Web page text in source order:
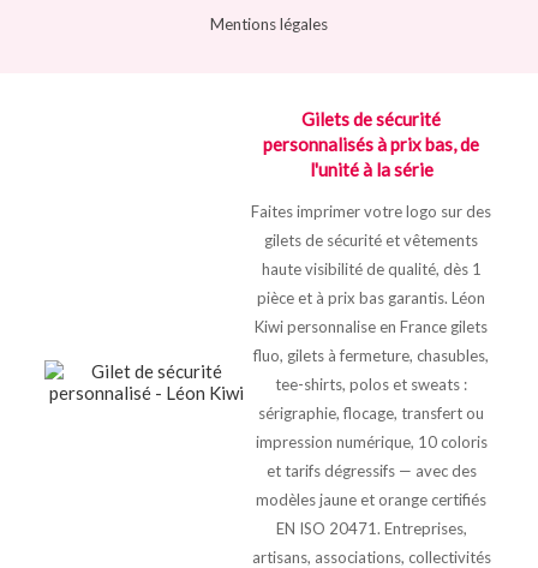
Mentions légales
Gilets de sécurité
personnalisés à prix bas, de
l'unité à la série
Faites imprimer votre logo sur des
gilets de sécurité et vêtements
haute visibilité de qualité, dès 1
pièce et à prix bas garantis. Léon
Kiwi personnalise en France gilets
fluo, gilets à fermeture, chasubles,
tee-shirts, polos et sweats :
sérigraphie, flocage, transfert ou
impression numérique, 10 coloris
et tarifs dégressifs — avec des
modèles jaune et orange certifiés
EN ISO 20471. Entreprises,
artisans, associations, collectivités